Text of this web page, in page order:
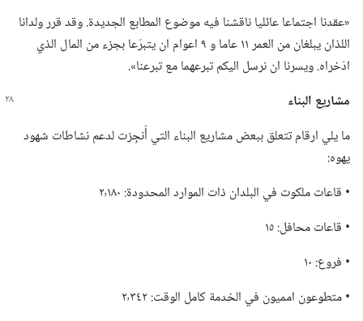
‏«عقدنا اجتماعا عائليا ناقشنا فيه موضوع المطابع الجديدة.‏ وقد قرر ولدانا
اللذان يبلغان من العمر ١١ عاما و ٩ اعوام ان يتبرّعا بجزء من المال الذي
ادّخراه.‏ ويسرنا ان نرسل اليكم تبرعهما مع تبرعنا».‏
مشاريع البناء
ما يلي ارقام تتعلق ببعض مشاريع البناء التي أُنجِزت لدعم نشاطات شهود
يهوه:‏
‏• قاعات ملكوت في البلدان ذات الموارد المحدودة:‏ ٢٬١٨٠
‏• قاعات محافل:‏ ١٥
‏• فروع:‏ ١٠
‏• متطوعون امميون في الخدمة كامل الوقت:‏ ٢٬٣٤٢